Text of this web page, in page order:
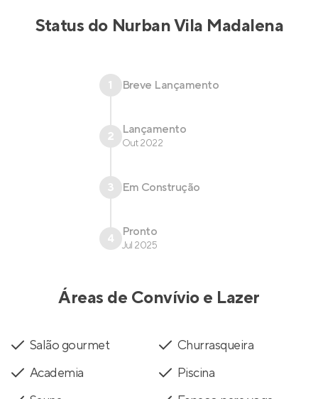
Status do Nurban Vila Madalena
1 Breve Lançamento
2 Lançamento
Out 2022
3 Em Construção
4 Pronto
Jul 2025
Áreas de Convívio e Lazer
Salão gourmet
Churrasqueira
Academia
Piscina